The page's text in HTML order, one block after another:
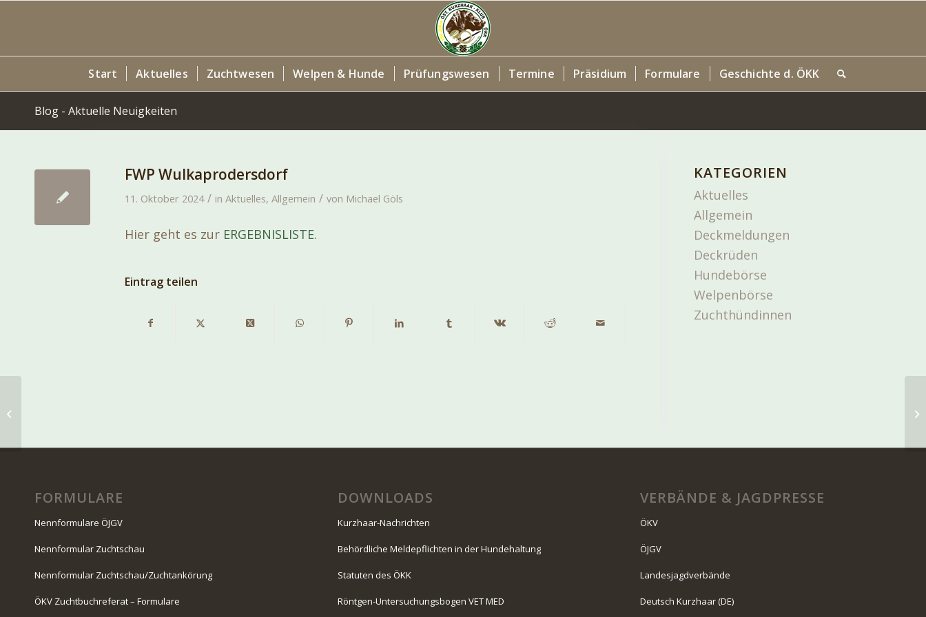
Start Aktuelles Zuchtwesen Welpen & Hunde Prüfungswesen Termine Präsidium Formulare Geschichte d. ÖKK
Blog - Aktuelle Neuigkeiten
FWP Wulkaprodersdorf
11. Oktober 2024 / in Aktuelles, Allgemein / von Michael Göls
Hier geht es zur ERGEBNISLISTE.
Eintrag teilen
KATEGORIEN
Aktuelles
Allgemein
Deckmeldungen
Deckrüden
Hundebörse
Welpenbörse
Zuchthündinnen
FORMULARE
Nennformulare ÖJGV
Nennformular Zuchtschau
Nennformular Zuchtschau/Zuchtankörung
ÖKV Zuchtbuchreferat – Formulare
DOWNLOADS
Kurzhaar-Nachrichten
Behördliche Meldepflichten in der Hundehaltung
Statuten des ÖKK
Röntgen-Untersuchungsbogen VET MED
VERBÄNDE & JAGDPRESSE
ÖKV
ÖJGV
Landesjagdverbände
Deutsch Kurzhaar (DE)